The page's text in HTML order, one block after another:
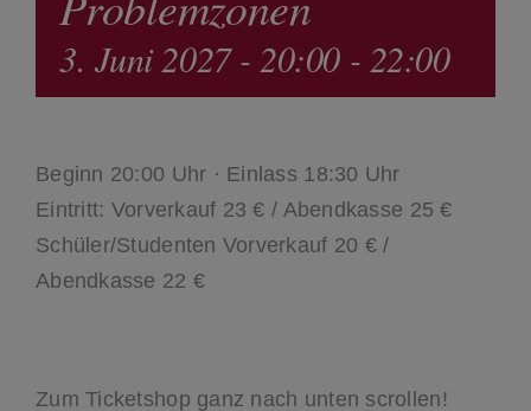
3. Juni 2027 - 20:00 - 22:00
Beginn 20:00 Uhr · Einlass 18:30 Uhr
Eintritt: Vorverkauf 23 € / Abendkasse 25 €
Schüler/Studenten Vorverkauf 20 € /
Abendkasse 22 €
Zum Ticketshop ganz nach unten scrollen!